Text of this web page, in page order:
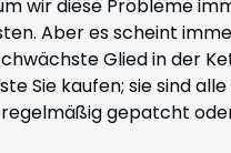
wir diese Probleme
Aber es scheint
Glied in der
Sie kaufen; sie sind
gepatcht